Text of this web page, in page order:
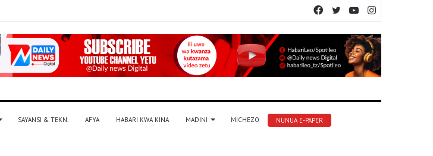
YouTube
Twitter
Facebook
SAYANSI & TEKN. AFYA HABARI KWA KINA MADINI MICHEZO NUNUA E-PAPER